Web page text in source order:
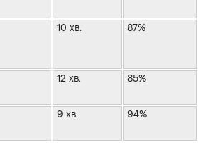
10 хв. 87%
12 хв. 85%
9 хв. 94%